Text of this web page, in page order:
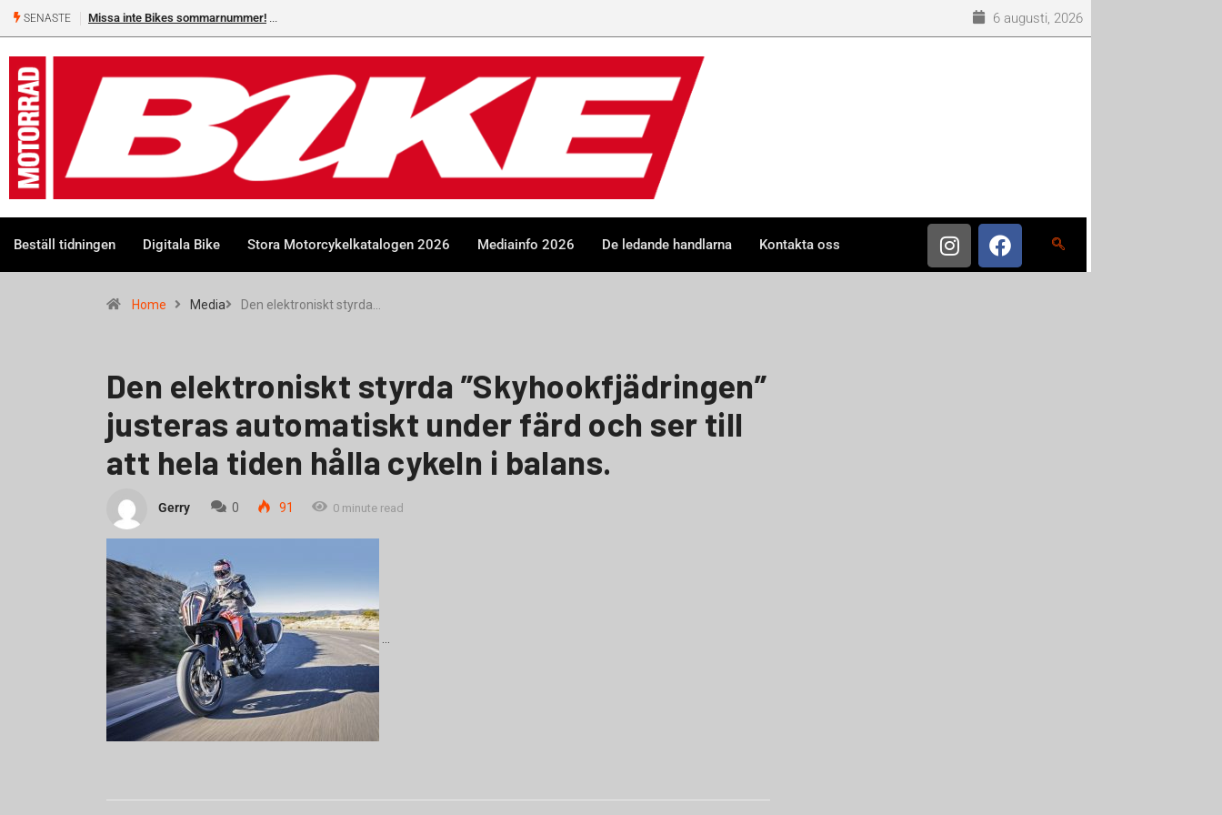
SENASTE Missa inte Bikes sommarnummer! 6 augusti, 2026
Beställ tidningen Digitala Bike Stora Motorcykelkatalogen 2026 Mediainfo 2026 De ledande handlarna Kontakta oss
Home Media Den elektroniskt styrda…
Den elektroniskt styrda ”Skyhookfjädringen”
justeras automatiskt under färd och ser till
att hela tiden hålla cykeln i balans.
Gerry 0 91 0 minute read